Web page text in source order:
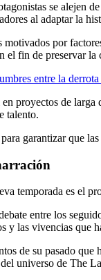
se alejen
al adaptar la
por
fin de preservar la
entre la
proyectos de
talento.
garantizar que
temporada es el
entre los
y las vivencias que
de su pasado
universo de The